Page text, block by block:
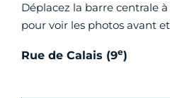
Déplacez la barre centrale
pour voir les photos avant
Rue de Calais (9e)